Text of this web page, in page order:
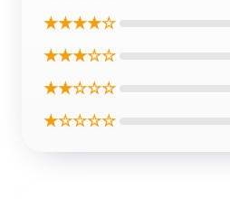
★★★★☆
★★★☆☆
★★☆☆☆
★☆☆☆☆